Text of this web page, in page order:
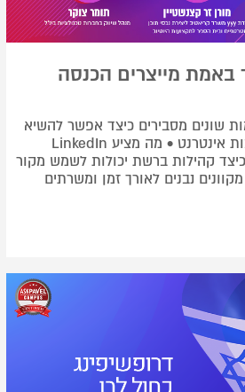
מייצרים הכנסה
שונים מסבירים כיצד אפשר להשיא
רווח מתוכן בפלטפורמות אינטרנט • מה מציע LinkedIn
כיצד קהילות ברשת יכולות לשמש מקור
נבנים לאורך זמן ומשרתים